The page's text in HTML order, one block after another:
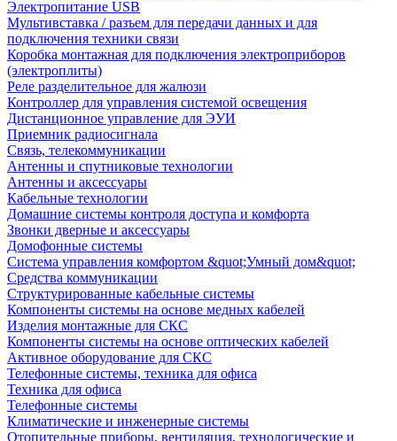
Электропитание USB
Мультивставка / разъем для передачи данных и для
подключения техники связи
Коробка монтажная для подключения электроприборов
(электроплиты)
Реле разделительное для жалюзи
Контроллер для управления системой освещения
Дистанционное управление для ЭУИ
Приемник радиосигнала
Связь, телекоммуникации
Антенны и спутниковые технологии
Антенны и аксессуары
Кабельные технологии
Домашние системы контроля доступа и комфорта
Звонки дверные и аксессуары
Домофонные системы
Система управления комфортом &quot;Умный дом&quot;
Средства коммуникации
Структурированные кабельные системы
Компоненты системы на основе медных кабелей
Изделия монтажные для СКС
Компоненты системы на основе оптических кабелей
Активное оборудование для СКС
Телефонные системы, техника для офиса
Техника для офиса
Телефонные системы
Климатические и инженерные системы
Отопительные приборы, вентиляция, технологические и